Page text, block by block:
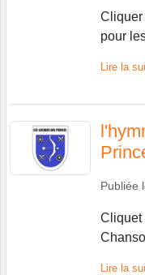
Cliquer
pour
Lire la
Publiée
Cliquet
Lire la